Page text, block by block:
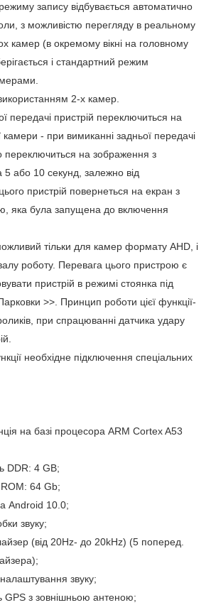
запису відбувається автоматично
з можливістю перегляду в реальному
камер (в окремому вікні на головному
і стандартний режим
2-х камер.
передачі пристрій переключиться на
- при вимиканні задньої передачі
переключиться на зображення з
або 10 секунд, залежно від
пристрій повернеться на екран з
яка була запущена до включення
тільки для камер формату AHD, і
роботу. Перевага цього пристрою є
пристрій в режимі стоянка під
>>. Принцип роботи цієї функції-
при спрацюванні датчика удару
необхідне підключення спеціальних
на базі процесора ARM Cortex A53
DDR: 4 GB;
64 Gb;
Android 10.0;
звуку;
(від 20Hz- до 20kHz) (5 поперед.
звуку;
з зовнішньою антеною;